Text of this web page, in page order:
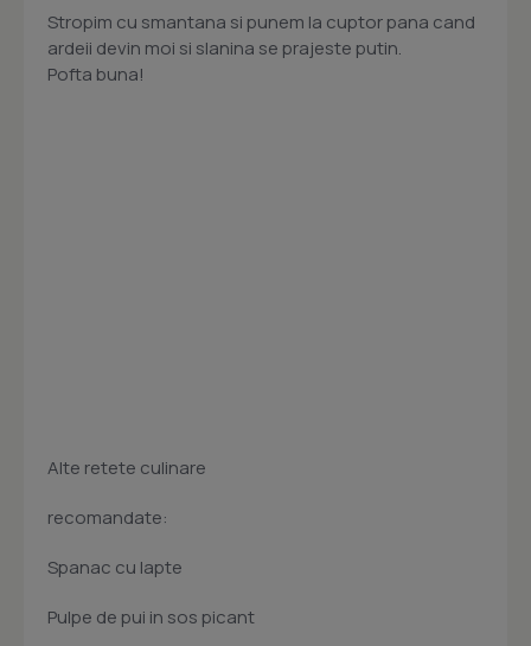
Stropim cu smantana si punem la cuptor pana cand
ardeii devin moi si slanina se prajeste putin.
Pofta buna!
Alte retete culinare
recomandate:
Spanac cu lapte
Pulpe de pui in sos picant